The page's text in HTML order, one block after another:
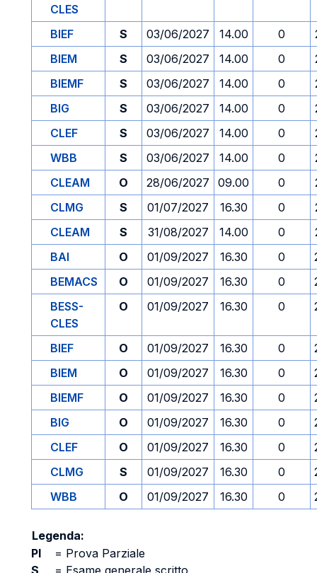
CLES
BIEF S 03/06/2027 14.00 0
BIEM
S 03/06/2027 14.00 0
BIEMF
S 03/06/2027 14.00 0
BIG
S 03/06/2027 14.00 0
CLEF
S 03/06/2027 14.00 0
WBB
S 03/06/2027 14.00 0
CLEAM
O 28/06/2027 09.00 0
CLMG
S 01/07/2027 16.30 0
CLEAM
S 31/08/2027 14.00 0
BAI
O 01/09/2027 16.30 0
BEMACS
O 01/09/2027 16.30 0
BESS-
CLES
O 01/09/2027 16.30 0
BIEF O 01/09/2027 16.30 0
BIEM
O 01/09/2027 16.30 0
BIEMF
O 01/09/2027 16.30 0
BIG
O 01/09/2027 16.30 0
CLEF
O 01/09/2027 16.30 0
CLMG
S 01/09/2027 16.30 0
WBB
O 01/09/2027 16.30 0
Legenda:
PI
= Prova Parziale
S
= Esame generale scritto